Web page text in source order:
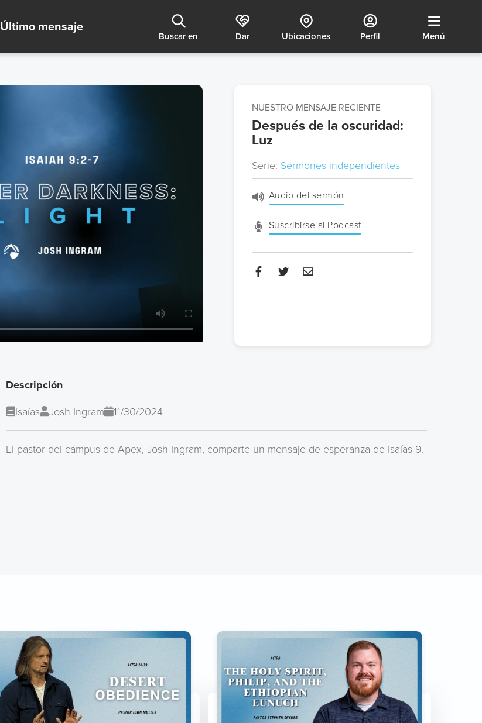
Último mensaje
Menú
Perfil
Ubicaciones
Dar
Buscar en
NUESTRO MENSAJE RECIENTE
Después de la oscuridad:
Luz
Serie: Sermones independientes
Audio del sermón
Suscribirse al Podcast
Descripción
Isaías Josh Ingram 11/30/2024
El pastor del campus de Apex, Josh Ingram, comparte un mensaje de esperanza de Isaías 9.